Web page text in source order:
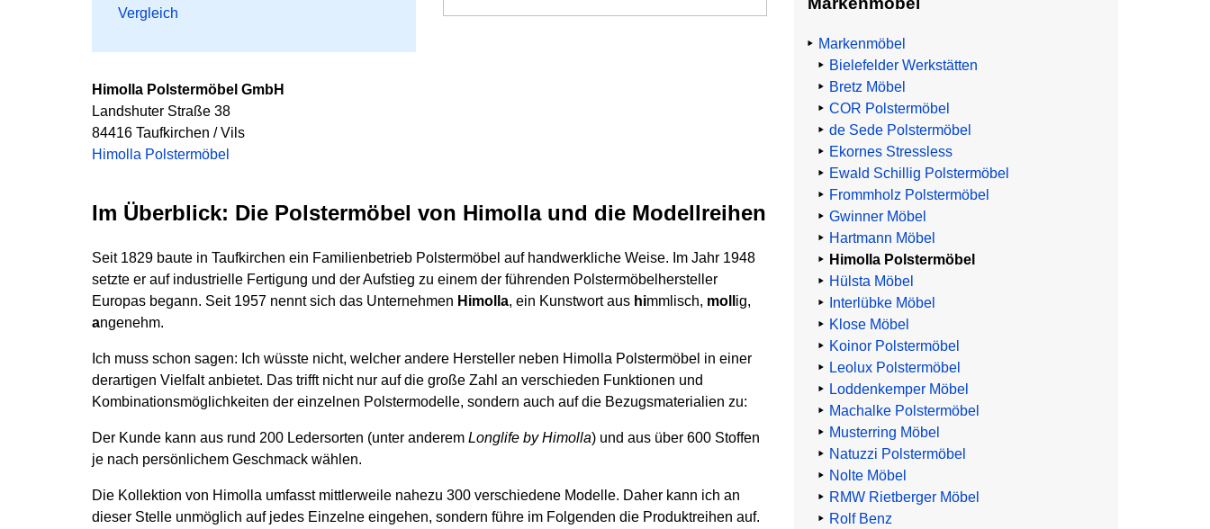
Vergleich
Himolla Polstermöbel GmbH
Landshuter Straße 38
84416 Taufkirchen / Vils
Himolla Polstermöbel
Im Überblick: Die Polstermöbel von Himolla und die Modellreihen
Seit 1829 baute in Taufkirchen ein Familienbetrieb Polstermöbel auf handwerkliche Weise. Im Jahr 1948
setzte er auf industrielle Fertigung und der Aufstieg zu einem der führenden Polstermöbelhersteller
Europas begann. Seit 1957 nennt sich das Unternehmen Himolla, ein Kunstwort aus himmlisch, moll ig,
angenehm.
Ich muss schon sagen: Ich wüsste nicht, welcher andere Hersteller neben Himolla Polstermöbel in einer
derartigen Vielfalt anbietet. Das trifft nicht nur auf die große Zahl an verschieden Funktionen und
Kombinationsmöglichkeiten der einzelnen Polstermodelle, sondern auch auf die Bezugsmaterialien zu:
Der Kunde kann aus rund 200 Ledersorten (unter anderem Longlife by Himolla) und aus über 600 Stoffen
je nach persönlichem Geschmack wählen.
Die Kollektion von Himolla umfasst mittlerweile nahezu 300 verschiedene Modelle. Daher kann ich an
dieser Stelle unmöglich auf jedes Einzelne eingehen, sondern führe im Folgenden die Produktreihen auf.
Markenmöbel
Bielefelder Werkstätten
Bretz Möbel
COR Polstermöbel
de Sede Polstermöbel
Ekornes Stressless
Ewald Schillig Polstermöbel
Frommholz Polstermöbel
Gwinner Möbel
Hartmann Möbel
Himolla Polstermöbel
Hülsta Möbel
Interlübke Möbel
Klose Möbel
Koinor Polstermöbel
Leolux Polstermöbel
Loddenkemper Möbel
Machalke Polstermöbel
Musterring Möbel
Natuzzi Polstermöbel
Nolte Möbel
RMW Rietberger Möbel
Rolf Benz